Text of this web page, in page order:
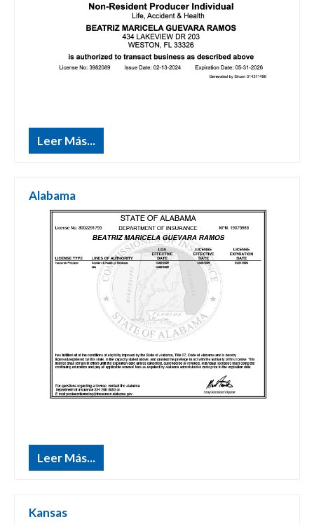
Leer Más...
Alabama
Leer Más...
Kansas